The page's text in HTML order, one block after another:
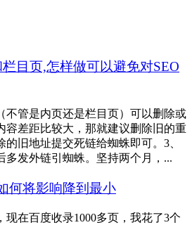
目页,怎样做可以避免对SEO
不管是内页还是栏目页）可以删除或
容差距比较大，那就建议删除旧的重
旧地址提交死链给蜘蛛即可。3、
多发外链引蜘蛛。坚持两个月，...
何将影响降到最小
现在百度收录1000多页，我花了3个